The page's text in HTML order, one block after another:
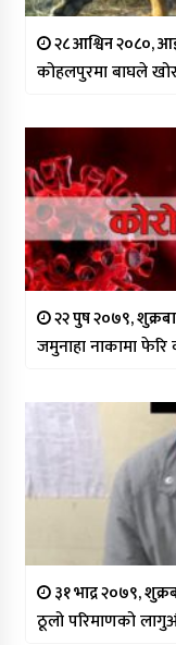
२८ आश्विन २०८०,
कोहलपुरमा बाघले
२२ पुष २०७९,
जमुनाहा नाकामा
३१ भाद्र २०७९,
ठूलो परिमाणको